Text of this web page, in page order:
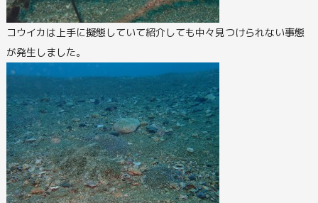
コウイカは上手に擬態していて紹介しても中々見つけられない事態
が発生しました。